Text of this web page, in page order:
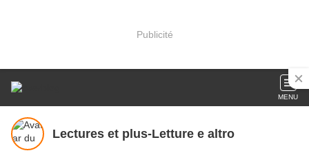
Publicité
MENU
Lectures et plus-Letture e altro